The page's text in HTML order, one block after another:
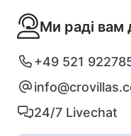
Ми раді вам
+49 521
24/7 Livechat